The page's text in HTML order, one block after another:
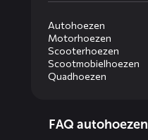
Autohoezen
Motorhoezen
Scooterhoezen
Scootmobielhoezen
Quadhoezen
menusFAQ autohoezen